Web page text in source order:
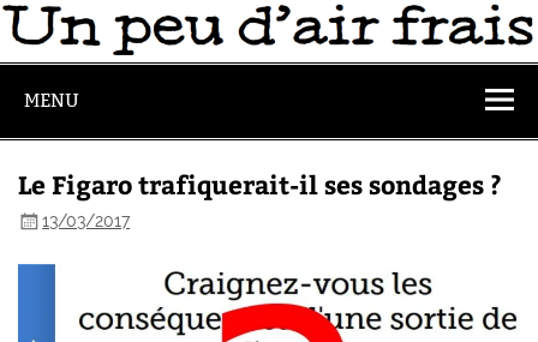
MENU
Le Figaro trafiquerait-il ses sondages ?
13/03/2017